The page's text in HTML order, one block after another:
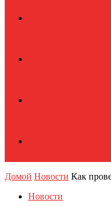
Домой Новости Как
Новости